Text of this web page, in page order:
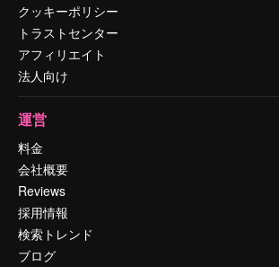
クッキーポリシー
トラストセンター
アフィリエイト
法人向け
運営
料金
会社概要
Reviews
採用情報
検索トレンド
ブログ